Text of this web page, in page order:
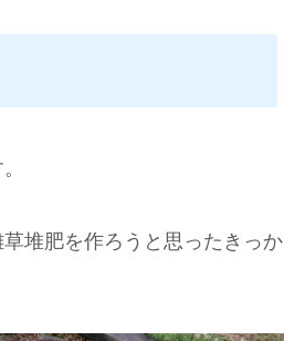
堆肥を作ろうと思ったきっか